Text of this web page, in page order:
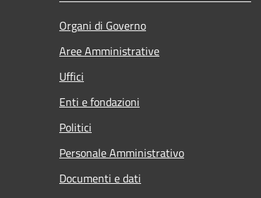
Organi di Governo
Aree Amministrative
Uffici
Enti e fondazioni
Politici
Personale Amministrativo
Documenti e dati